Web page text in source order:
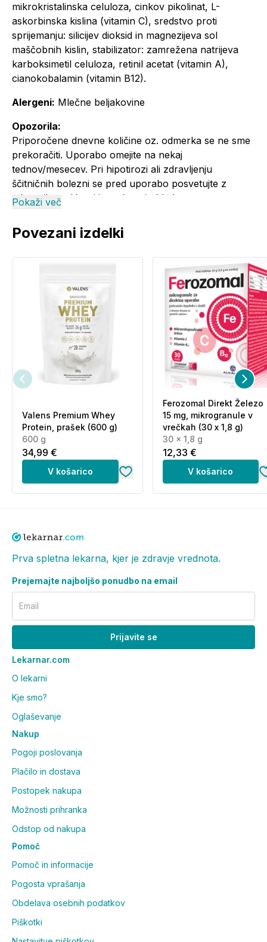
mikrokristalinska celuloza, cinkov pikolinat, L-
askorbinska kislina (vitamin C), sredstvo proti
sprijemanju: silicijev dioksid in magnezijeva sol
maščobnih kislin, stabilizator: zamrežena natrijeva
karboksimetil celuloza, retinil acetat (vitamin A),
cianokobalamin (vitamin B12).
Alergeni: Mlečne beljakovine
Opozorila:
Priporočene dnevne količine oz. odmerka se ne sme
prekoračiti. Uporabo omejite na nekaj
tednov/mesecev. Pri hipotirozi ali zdravljenju
ščitničnih bolezni se pred uporabo posvetujte z
zdravnikom. Hraniti v suhem in hladnem prostoru.
uravnoteženo in raznovrstno prehrano. Shranjevati
nedosegljivo otrokom. Ni podatkov o varni uporabi
med nosečnostjo in dojenjem, zato uporabe
nosečnicam in doječim mamicam ne priporočamo.
Proizvedno v EU:
Soria Natural, Španija
Distributer:Fitosan d.o.o., Liminjanska 94 e,
Pokaži več
Povezani izdelki
Valens Premium Whey
Protein, prašek (600 g)
600 g
34,99 €
V košarico
Ferozomal Direkt Železo
15 mg, mikrogranule v
vrečkah (30 x 1,8 g)
30 x 1,8 g
12,33 €
V košarico
Prva spletna lekarna, kjer je zdravje vrednota.
Prejemajte najboljšo ponudbo na email
Email
Prijavite se
Lekarnar.com
O lekarni
Kje smo?
Oglaševanje
Nakup
Pogoji poslovanja
Plačilo in dostava
Postopek nakupa
Možnosti prihranka
Odstop od nakupa
Pomoč
Pomoč in informacije
Pogosta vprašanja
Obdelava osebnih podatkov
Piškotki